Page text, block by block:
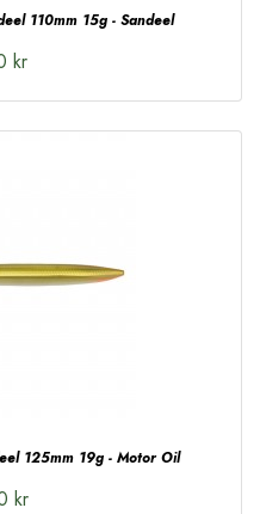
110mm 15g - Sandeel
kr
125mm 19g - Motor Oil
kr